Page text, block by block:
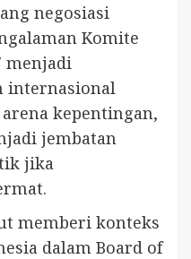
negosiasi
Komite
menjadi
internasional
kepentingan,
jembatan
jika
memberi konteks
dalam Board of